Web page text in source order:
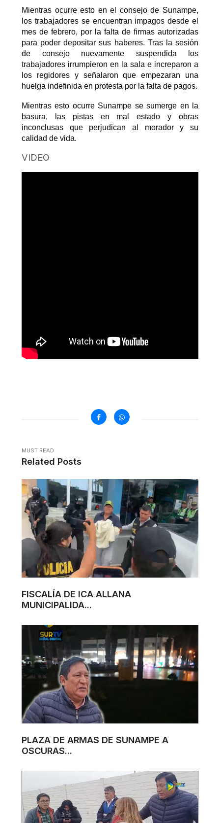
Mientras ocurre esto en el consejo de Sunampe,
los trabajadores se encuentran impagos desde el
mes de febrero, por la falta de firmas autorizadas
para poder depositar sus haberes. Tras la sesión
de consejo nuevamente suspendida los
trabajadores irrumpieron en la sala e increparon a
los regidores y señalaron que empezaran una
huelga indefinida en protesta por la falta de pagos.
Mientras esto ocurre Sunampe se sumerge en la
basura, las pistas en mal estado y obras
inconclusas que perjudican al morador y su
calidad de vida.
VIDEO
MUST READ
Related Posts
FISCALÍA DE ICA ALLANA
MUNICIPALIDA...
PLAZA DE ARMAS DE SUNAMPE A
OSCURAS...